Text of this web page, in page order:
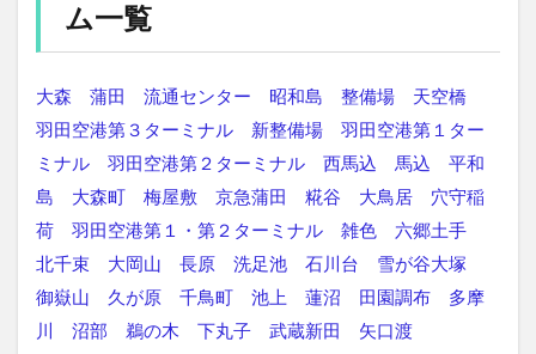
ム一覧
大森 蒲田 流通センター 昭和島 整備場
天空橋
羽田空港第３ターミナル
新整備場
羽田空港第１ター
ミナル
羽田空港第２ターミナル 西馬込 馬込
平和
島
大森町 梅屋敷 京急蒲田 糀谷 大鳥居
穴守稲
荷
羽田空港第１・第２ターミナル 雑色
六郷土手
北千束
大岡山 長原 洗足池 石川台
雪が谷大塚
御嶽山
久が原 千鳥町 池上 蓮沼 田園調布
多摩
川
沼部 鵜の木 下丸子 武蔵新田 矢口渡